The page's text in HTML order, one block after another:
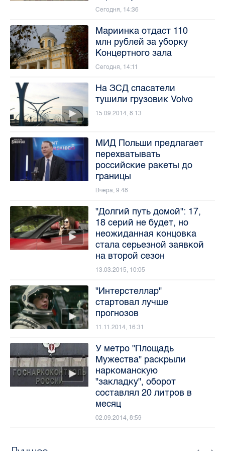
Сегодня, 14:36
Мариинка отдаст 110
млн рублей за уборку
Концертного зала
Сегодня, 14:11
На ЗСД спасатели
тушили грузовик Volvo
15.09.2014, 8:13
МИД Польши предлагает
перехватывать
российские ракеты до
границы
Вчера, 9:48
"Долгий путь домой": 17,
18 серий не будет, но
неожиданная концовка
стала серьезной заявкой
на второй сезон
13.03.2015, 10:05
"Интерстеллар"
стартовал лучше
прогнозов
11.11.2014, 16:31
У метро "Площадь
Мужества" раскрыли
наркоманскую
"закладку", оборот
составлял 20 литров в
месяц
02.09.2014, 8:59